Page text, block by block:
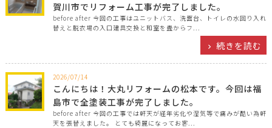
賀川市でリフォーム工事が完了しました。
before after 今回の工事はユニットバス、洗面台、トイレの水回り入れ
替えと脱衣場の入口建具交換と和室を畳からフ...
続きを読む
2026/07/14
こんにちは！大丸リフォームの松本です。今回は福
島市で全塗装工事が完了しました。
before after 今回の工事では軒天が経年劣化や湿気等で痛みが酷い為軒
天を張替えました。 とても綺麗になってお客...